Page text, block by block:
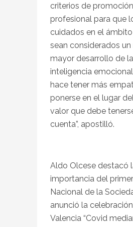
criterios de promoción
profesional para que
cuidados en el
sean considerados un
mayor desarrollo de la
inteligencia
hace tener más
ponerse en el lugar
valor que debe
cuenta”, apostilló.
Aldo Olcese destacó
importancia del
Nacional de la
anunció la
Valencia “Covid